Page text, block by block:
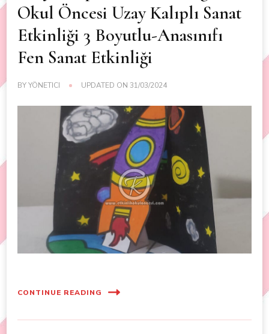
Okul Öncesi Uzay Kalıplı Sanat
Etkinliği 3 Boyutlu-Anasınıfı
Fen Sanat Etkinliği
BYYÖNETICI UPDATED ON 31/03/2024
CONTINUE READING